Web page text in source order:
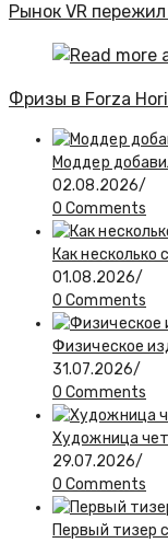
Рынок VR
Фризы в Forza
Моддер
02.08.2026/
0 Comments
Как
01.08.2026/
0 Comments
Физическое
31.07.2026/
0 Comments
Художница
29.07.2026/
0 Comments
Первый тизер